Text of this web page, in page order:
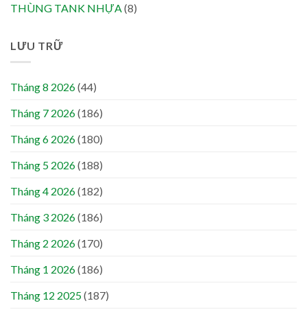
THÙNG TANK NHỰA (8)
LƯU TRỮ
Tháng 8 2026(44)
Tháng 7 2026(186)
Tháng 6 2026(180)
Tháng 5 2026(188)
Tháng 4 2026(182)
Tháng 3 2026(186)
Tháng 2 2026(170)
Tháng 1 2026(186)
Tháng 12 2025(187)